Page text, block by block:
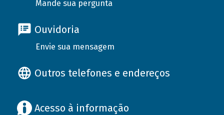
Mande sua pergunta
Ouvidoria
Envie sua mensagem
Outros telefones e endereços
Acesso à informação